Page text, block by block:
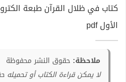
الأول pdf
ملاحظة: حقوق النشر محفوظة
لا يمكن قراءة الكتاب أو